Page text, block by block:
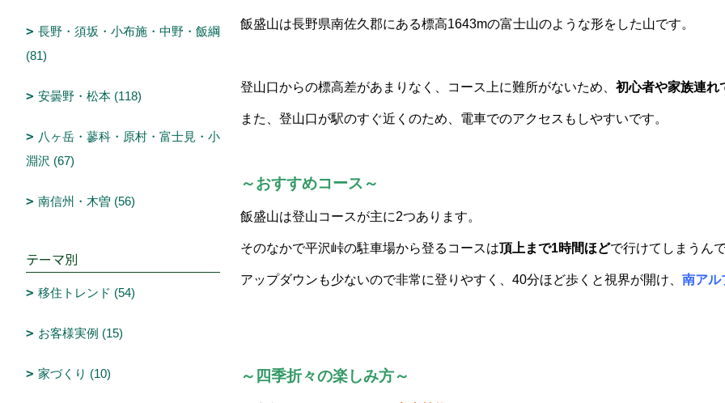
飯盛山は長野県南佐久郡にある標高1643mの富士山のような形をした山です。
登山口からの標高差があまりなく、コース上に難所がないため、 初心者や家族連れ
また、登山口が駅のすぐ近くのため、電車でのアクセスもしやすいです。
～おすすめコース～
飯盛山は登山コースが主に2つあります。
そのなかで平沢峠の駐車場から登るコースは頂上まで1時間ほどで行けてしまうん
アップダウンも少ないので非常に登りやすく、40分ほど歩くと視界が開け、 南アル
～四季折々の楽しみ方～
長野・須坂・小布施・中野・飯綱
(81)
安曇野・松本 (118)
八ヶ岳・蓼科・原村・富士見・小
淵沢 (67)
南信州・木曽 (56)
テーマ別
移住トレンド (54)
お客様実例 (15)
家づくり (10)